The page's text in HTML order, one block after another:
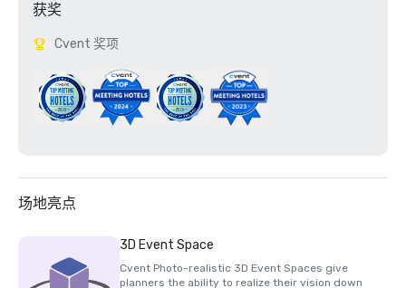
获奖
Cvent 奖项
场地亮点
3D Event Space
Cvent Photo-realistic 3D Event Spaces give
planners the ability to realize their vision down